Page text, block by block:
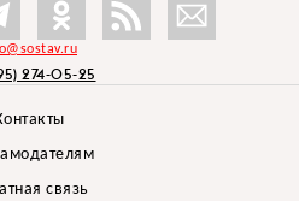
274-05-25
связь